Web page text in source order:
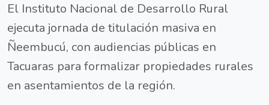
El Instituto Nacional de Desarrollo Rural
ejecuta jornada de titulación masiva en
Ñeembucú, con audiencias públicas en
Tacuaras para formalizar propiedades rurales
en asentamientos de la región.